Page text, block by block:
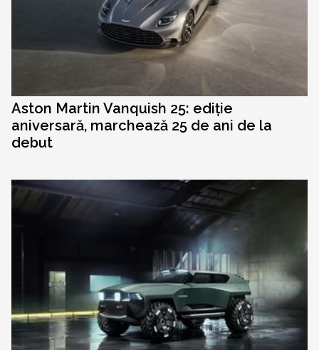
Aston Martin Vanquish 25: ediție
aniversară, marchează 25 de ani de la
debut